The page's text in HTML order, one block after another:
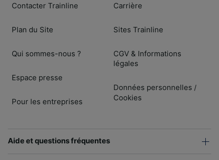
Contacter Trainline
Plan du Site
Qui sommes-nous ?
Espace presse
Pour les entreprises
Carrière
Sites Trainline
CGV & Informations
légales
Données personnelles /
Cookies
Aide et questions fréquentes